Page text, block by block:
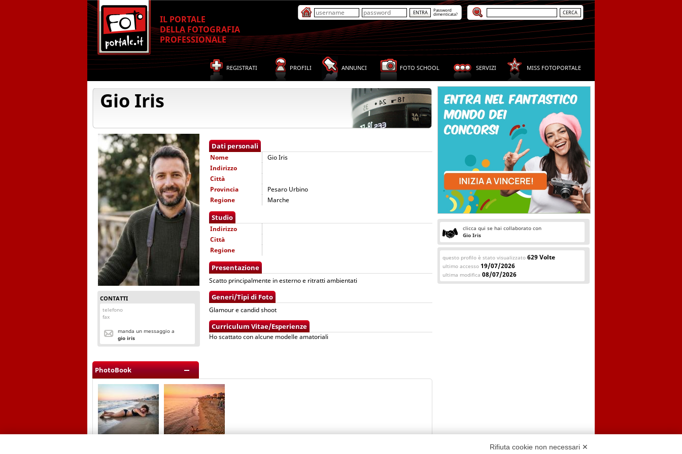
IL PORTALE
DELLA FOTOGRAFIA
PROFESSIONALE
Password
dimenticata?
REGISTRATI PROFILI ANNUNCI FOTO SCHOOL SERVIZI MISS FOTOPORTALE
Gio Iris
CONTATTI
telefono
fax
manda un messaggio a
gio iris
Dati personali
Nome
Gio Iris
Indirizzo
Città
Provincia
Pesaro Urbino
Regione
Marche
Studio
Indirizzo
Città
Regione
Presentazione
Scatto principalmente in esterno e ritratti ambientati
Generi/Tipi di Foto
Glamour e candid shoot
Curriculum Vitae/Esperienze
Ho scattato con alcune modelle amatoriali
PhotoBook
clicca qui se hai collaborato con
Gio Iris
questo profilo è stato visualizzato 629 Volte
ultimo accesso 19/07/2026
ultima modifica 08/07/2026
Rifiuta cookie non necessari ✕